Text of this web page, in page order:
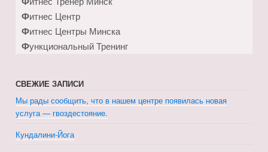
Фитнес Центр
Фитнес Центры Минска
Функциональный Тренинг
СВЕЖИЕ ЗАПИСИ
Мы рады сообщить, что в нашем центре появилась новая
услуга — гвоздестояние.
Кундалини-Йога